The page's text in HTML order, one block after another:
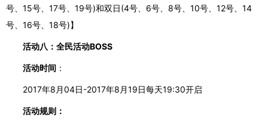
号、15号、17号、19号)和双日(4号、6号、8号、10号、12号、14
号、16号、18号)】
活动八：全民活动BOSS
活动时间 ：
2017年8月04日-2017年8月19日每天19:30开启
活动规则：